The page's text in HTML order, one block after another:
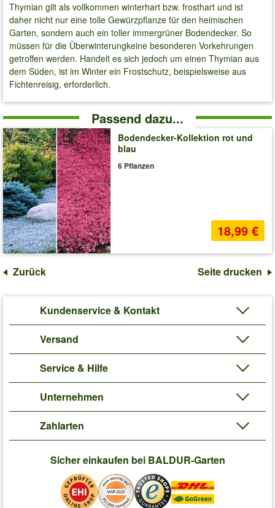
Thymian gilt als vollkommen winterhart bzw. frosthart und ist
daher nicht nur eine tolle Gewürzpflanze für den heimischen
Garten, sondern auch ein toller immergrüner Bodendecker. So
müssen für die Überwinterungkeine besonderen Vorkehrungen
getroffen werden. Handelt es sich jedoch um einen Thymian aus
dem Süden, ist im Winter ein Frostschutz, beispielsweise aus
Fichtenreisig, erforderlich.
Passend dazu...
Bodendecker-Kollektion rot und
blau
6 Pflanzen
18,99 €
Zurück Seite drucken
Kundenservice & Kontakt
Versand
Service & Hilfe
Unternehmen
Zahlarten
Sicher einkaufen bei BALDUR-Garten